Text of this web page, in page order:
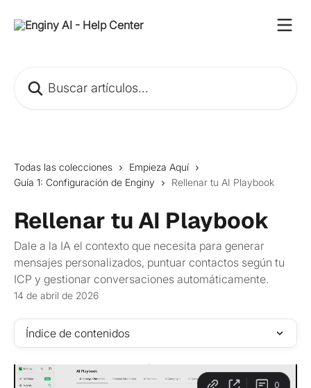
Todas las colecciones
Empieza Aquí
Guía 1: Configuración de Enginy
Rellenar tu AI Playbook
Rellenar tu AI Playbook
Dale a la IA el contexto que necesita para generar
mensajes personalizados, puntuar contactos según tu
ICP y gestionar conversaciones automáticamente.
14 de abril de 2026
Índice de contenidos